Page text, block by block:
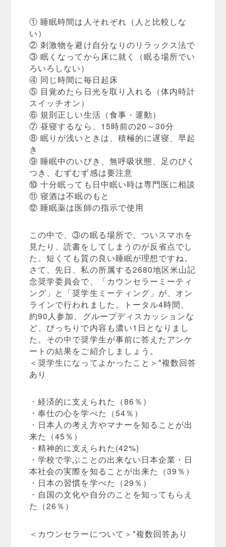
① 睡眠時間は人それぞれ（人と比較しな
い）
② 刺激物を避け自分なりのリラックス法で
③ 眠くなってから床に就く（眠る場所でい
ろいろしない）
④ 同じ時間に毎日起床
⑤ 目覚めたら日光を取り入れる（体内時計
スイッチオン）
⑥ 規則正しい生活（食事・運動）
⑦ 昼寝するなら、15時前の20～30分
⑧ 眠りが浅いときは、積極的に遅寝、早起
き
⑨ 睡眠中のいびき、無呼吸状態、足のびく
つき、むずむず感は要注意
⑩ 十分眠っても日中眠い時は専門医に相談
⑪ 寝酒は不眠のもと
⑫ 睡眠薬は医師の指示で使用
この中で、③の眠る場所で、ついスマホを
見たり、読書をしてしまうのが反省点でし
た。短くても質の良い睡眠が理想ですね。
さて、先日、私の所属する2680地区米山記
念奨学委員会で、「カウンセラーミーティ
ング」と「奨学生ミーティング」が、オン
ラインで行われました。トータル4時間、
約90人参加、グループディスカッションな
ど、びっちりで内容も濃い1日となりまし
た。その中で奨学生が事前に答えたアンケ
ートの結果をご紹介しましょう。
＜奨学生になってよかったこと＞*複数回答
あり
・経済的に支えられた（86％）
・奉仕の心を学べた（54％）
・日本人の考え方やマナーを知ることが出
来た（45％）
・精神的に支えられた(42%)
・学校で学ぶことの出来ない日本企業・日
本社会の実際を知ることが出来た（39％）
・日本の習慣を学べた（29％）
・自国の文化や自分のことを知ってもらえ
た（26％）
＜カウンセラーについて＞*複数回答あり